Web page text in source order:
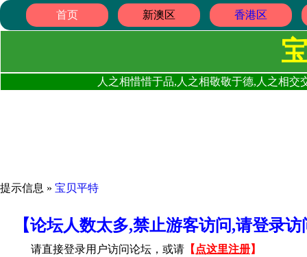
首页 新澳区 香港区
人之相惜惜于品,人之相敬敬于德,人之相
提示信息 » 宝贝平特
【论坛人数太多,禁止游客访问,请登录
请直接登录用户访问论坛，或请 【 点这里注册】